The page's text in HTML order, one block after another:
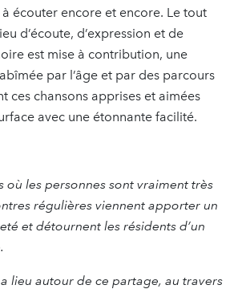
écouter encore et encore. Le tout
d’écoute, d’expression et de
est mise à contribution, une
par l’âge et par des parcours
ces chansons apprises et aimées
avec une étonnante facilité.
où les personnes sont vraiment très
régulières viennent apporter un
et détournent les résidents d’un
lieu autour de ce partage, au travers